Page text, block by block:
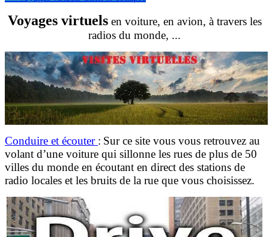
Voyages virtuelsen voiture, en avion, à travers les
radios du monde, ...
Conduire et écouter : Sur ce site vous vous retrouvez au
volant d’une voiture qui sillonne les rues de plus de 50
villes du monde en écoutant en direct des stations de
radio locales et les bruits de la rue que vous choisissez.